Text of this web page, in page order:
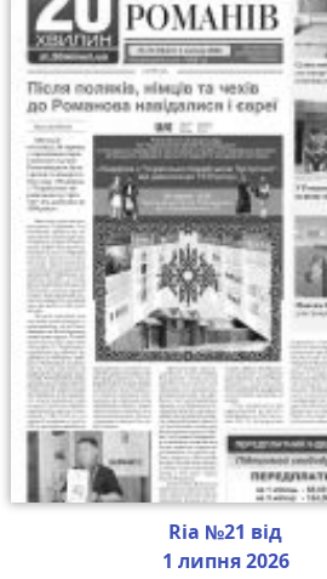
Ria №21 від
1 липня 2026